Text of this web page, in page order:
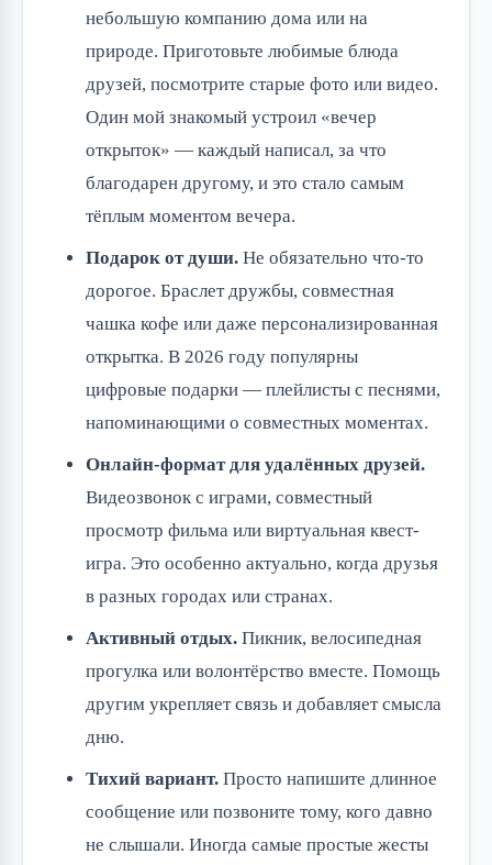
небольшую компанию дома или на
природе. Приготовьте любимые блюда
друзей, посмотрите старые фото или видео.
Один мой знакомый устроил «вечер
открыток» — каждый написал, за что
благодарен другому, и это стало самым
тёплым моментом вечера.
Подарок от души. Не обязательно что-то
дорогое. Браслет дружбы, совместная
чашка кофе или даже персонализированная
открытка. В 2026 году популярны
цифровые подарки — плейлисты с песнями,
напоминающими о совместных моментах.
Онлайн-формат для удалённых друзей.
Видеозвонок с играми, совместный
просмотр фильма или виртуальная квест-
игра. Это особенно актуально, когда друзья
в разных городах или странах.
Активный отдых. Пикник, велосипедная
прогулка или волонтёрство вместе. Помощь
другим укрепляет связь и добавляет смысла
дню.
Тихий вариант. Просто напишите длинное
сообщение или позвоните тому, кого давно
не слышали. Иногда самые простые жесты